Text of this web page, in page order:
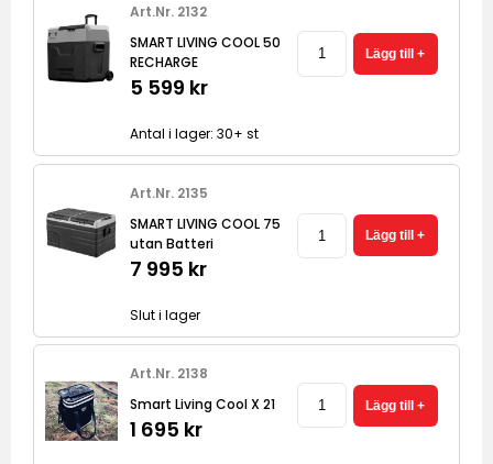
Art.Nr. 2132
SMART LIVING COOL 50
RECHARGE
5 599 kr
Antal i lager: 30+ st
Art.Nr. 2135
SMART LIVING COOL 75
utan Batteri
7 995 kr
Slut i lager
Art.Nr. 2138
Smart Living Cool X 21
1 695 kr